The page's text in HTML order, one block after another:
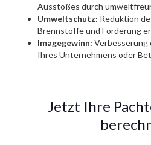
Ausstoßes durch
Umweltschutz: Reduktion
Brennstoffe und Förderung
Imagegewinn: Verbesserung
Ihres Unternehmens oder
Jetzt Ihre